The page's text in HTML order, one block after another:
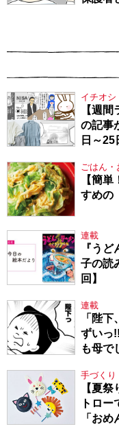
イチオシ
【週
の記事
日～
ごはん・
【簡
すめの
連載
『う
子の読
回】
連載
「陛
ずいっ
も母で
手づくり
【夏
トロ
「お